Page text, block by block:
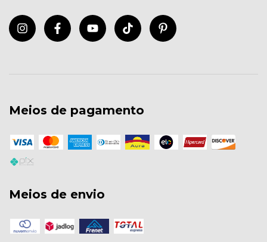
Meios de pagamento
Meios de envio